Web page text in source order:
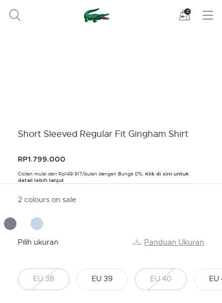
Lihat
0
Short Sleeved Regular Fit Gingham Shirt
RP1.799.000
Cicilan mulai dari Rp149.917/bulan dengan Bunga 0%, Klik di sini untuk
detail lebih lanjut
2 colours on sale
Pilih ukuran Panduan Ukuran
EU 38 EU 39 EU 40 EU